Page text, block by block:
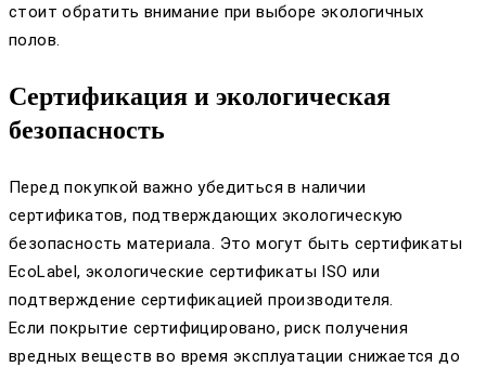
стоит обратить внимание при выборе экологичных
полов.
Сертификация и экологическая
безопасность
Перед покупкой важно убедиться в наличии
сертификатов, подтверждающих экологическую
безопасность материала. Это могут быть сертификаты
EcoLabel, экологические сертификаты ISO или
подтверждение сертификацией производителя.
Если покрытие сертифицировано, риск получения
вредных веществ во время эксплуатации снижается до